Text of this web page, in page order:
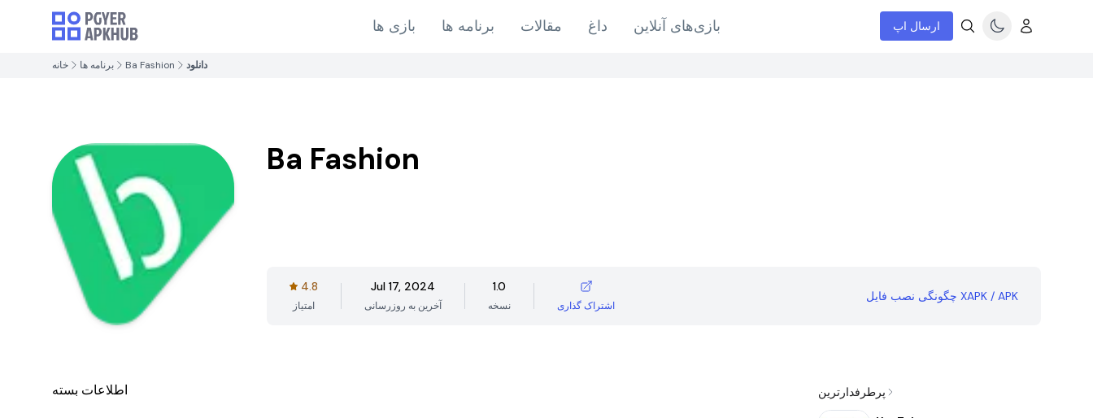
بازی ها برنامه ها مقالات داغ بازی‌های آنلاین ارسال اپ
خانه برنامه ها Ba Fashion دانلود
Ba Fashion
4.8
امتیاز
Jul 17, 2024
آخرین به روزرسانی
1.0
نسخه اشتراک گذاری
چگونگی نصب فایل XAPK / APK
اطلاعات بسته
پرطرفدارترین